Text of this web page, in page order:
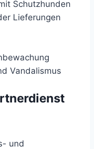
Schutzhunden
Lieferungen
Vandalismus
und